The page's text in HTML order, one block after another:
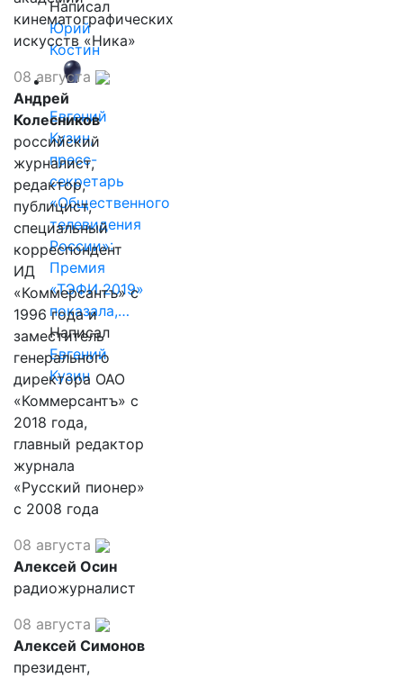
Написал
Юрий
Костин
Евгений
Кузин,
пресс-
секретарь
«Общественного
телевидения
России»:
Премия
«ТЭФИ 2019»
показала,…
Написал
Евгений
Кузин
кинематографических
искусств «Ника»
08 августа
Андрей
Колесников
российский
журналист,
редактор,
публицист,
специальный
корреспондент
ИД
«Коммерсантъ» с
1996 года и
заместитель
генерального
директора ОАО
«Коммерсантъ» с
2018 года,
главный редактор
журнала
«Русский пионер»
с 2008 года
08 августа
Алексей Осин
радиожурналист
08 августа
Алексей Симонов
президент,